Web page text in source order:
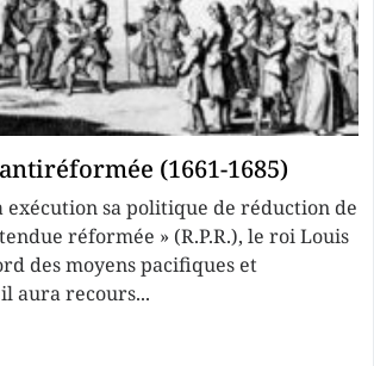
(1661-1685)
sa politique de réduction de
réformée » (R.P.R.), le roi Louis
des moyens pacifiques et
aura recours...